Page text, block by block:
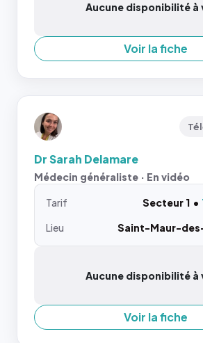
Aucune disponibilité à
Voir la fiche
Dr Sarah Delamare
Médecin généraliste · En vidéo
Tarif Secteur 1
Lieu
Saint-Maur-
Aucune disponibilité à
Voir la fiche